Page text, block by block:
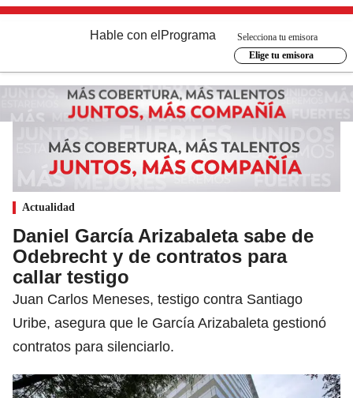
Hable con el Programa
Selecciona tu emisora
Elige tu emisora
Actualidad
Daniel García Arizabaleta sabe de
Odebrecht y de contratos para
callar testigo
Juan Carlos Meneses, testigo contra Santiago
Uribe, asegura que le García Arizabaleta gestionó
contratos para silenciarlo.